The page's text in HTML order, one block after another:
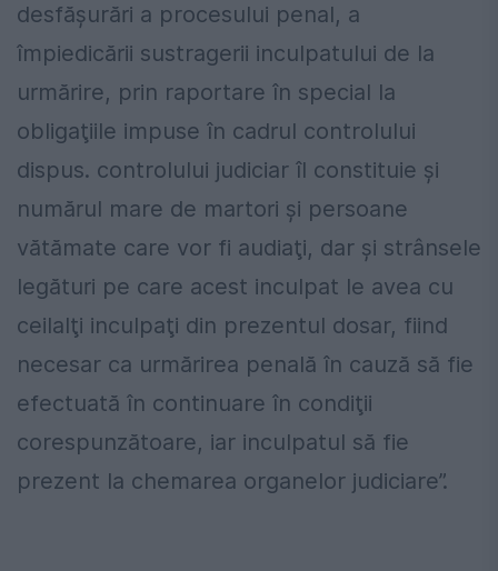
desfăşurări a procesului penal, a
împiedicării sustragerii inculpatului de la
urmărire, prin raportare în special la
obligaţiile impuse în cadrul controlului
dispus. controlului judiciar îl constituie şi
numărul mare de martori şi persoane
vătămate care vor fi audiaţi, dar şi strânsele
legături pe care acest inculpat le avea cu
ceilalţi inculpaţi din prezentul dosar, fiind
necesar ca urmărirea penală în cauză să fie
efectuată în continuare în condiţii
corespunzătoare, iar inculpatul să fie
prezent la chemarea organelor judiciare”.